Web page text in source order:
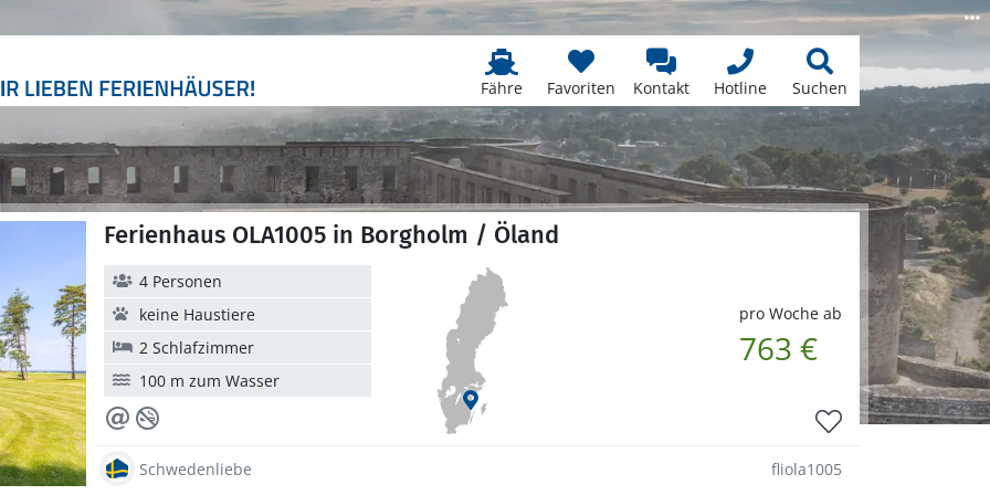
Fähre Favoriten Kontakt Hotline Suchen
Ferienhaus OLA1005 in Borgholm / Öland
pro Woche ab
763 €
4 Personen
keine Haustiere
2 Schlafzimmer
100 m zum Wasser
Schwedenliebe fliola1005